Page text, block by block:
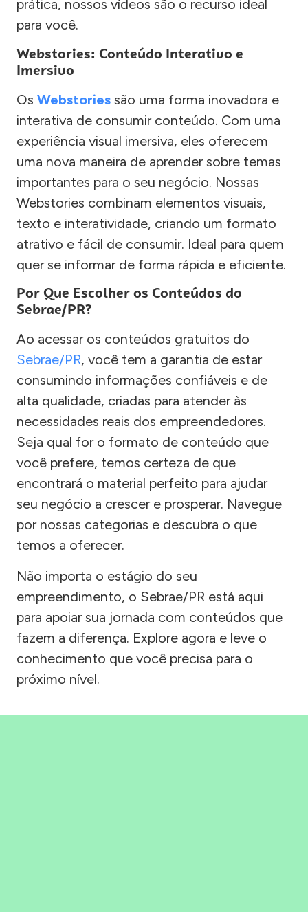
prática, nossos vídeos são o recurso ideal
para você.
Webstories: Conteúdo Interativo e
Imersivo
Os Webstories são uma forma inovadora e
interativa de consumir conteúdo. Com uma
experiência visual imersiva, eles oferecem
uma nova maneira de aprender sobre temas
importantes para o seu negócio. Nossas
Webstories combinam elementos visuais,
texto e interatividade, criando um formato
atrativo e fácil de consumir. Ideal para quem
quer se informar de forma rápida e eficiente.
Por Que Escolher os Conteúdos do
Sebrae/PR?
Ao acessar os conteúdos gratuitos do
Sebrae/PR, você tem a garantia de estar
consumindo informações confiáveis e de
alta qualidade, criadas para atender às
necessidades reais dos empreendedores.
Seja qual for o formato de conteúdo que
você prefere, temos certeza de que
encontrará o material perfeito para ajudar
seu negócio a crescer e prosperar. Navegue
por nossas categorias e descubra o que
temos a oferecer.
Não importa o estágio do seu
empreendimento, o Sebrae/PR está aqui
para apoiar sua jornada com conteúdos que
fazem a diferença. Explore agora e leve o
conhecimento que você precisa para o
próximo nível.